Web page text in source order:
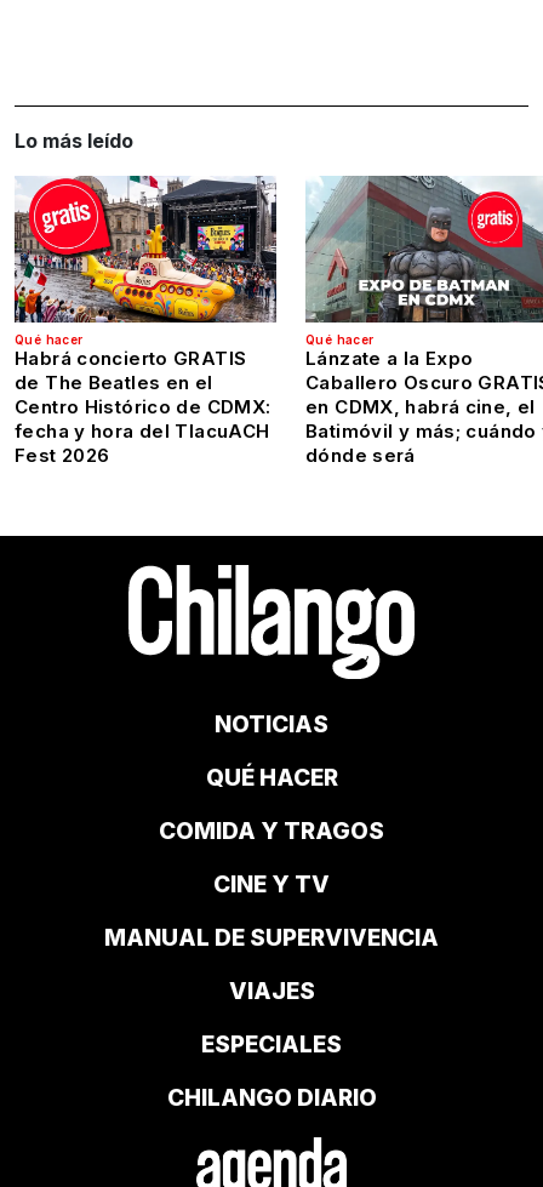
Lo más leído
Qué hacer
Habrá concierto GRATIS
de The Beatles en el
Centro Histórico de CDMX:
fecha y hora del TlacuACH
Fest 2026
Qué hacer
Lánzate a la Expo
Caballero Oscuro
en CDMX, habrá cine, el
Batimóvil y más; cuándo
dónde será
NOTICIAS
QUÉ HACER
COMIDA Y TRAGOS
CINE Y TV
MANUAL DE SUPERVIVENCIA
VIAJES
ESPECIALES
CHILANGO DIARIO